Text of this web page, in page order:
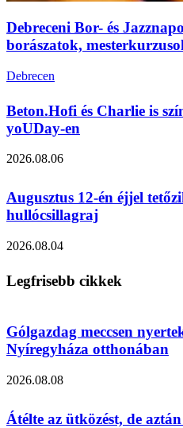
Debreceni Bor- és
borászatok,
Debrecen
Beton.Hofi és Charlie is
yoUDay-en
2026.08.06
Augusztus 12-én éjjel
hullócsillagraj
2026.08.04
Legfrisebb cikkek
Gólgazdag meccsen
Nyíregyháza otthonában
2026.08.08
Átélte az ütközést, de